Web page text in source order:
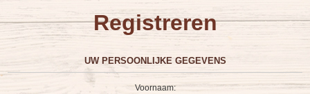
Registreren
UW PERSOONLIJKE GEGEVENS
Voornaam: